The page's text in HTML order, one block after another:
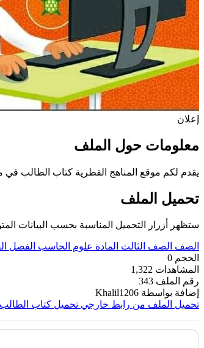
إعلان
معلومات حول الملف
يقدم لكم موقع المناهج القطرية كتاب الطالب في مادة
تحميل الملف
ستظهر أزرار التحميل المناسبة بحسب البيانات
الصف الصف الثالث المادة علوم الحاسب الفصل
الحجم 0
المشاهدات 1,322
رقم الملف 343
إضافة بواسطة Khalil1206
تحميل الملف من رابط خارجي تحميل كتاب الطالب